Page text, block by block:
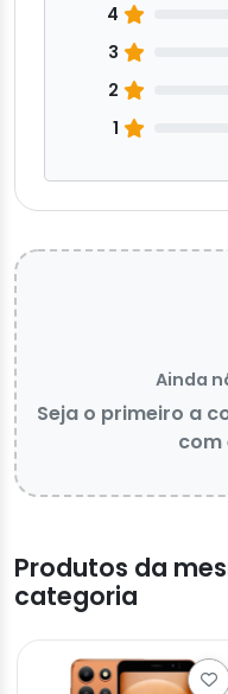
4
3
2
1
Ainda
Seja o primeiro a
com
Produtos da
categoria